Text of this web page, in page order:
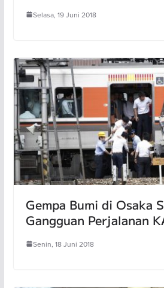
Selasa, 19 Juni 2018
Gempa Bumi di Osaka
Gangguan Perjalanan
Senin, 18 Juni 2018